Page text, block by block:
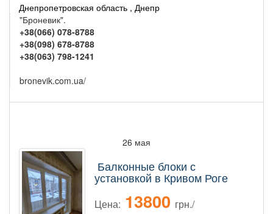
Днепропетровская область , Днепр
"Броневик".
+38(066) 078-8788
+38(098) 678-8788
+38(063) 798-1241
bronevik.com.ua/
26 мая
Балконные блоки с
установкой в Кривом Роге
Цена: 13800 грн./